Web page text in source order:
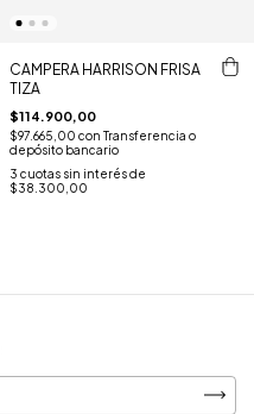
CAMPERA HARRISON FRISA
TIZA
$114.900,00
$97.665,00 con Transferencia o
depósito bancario
3 cuotas sin interés de
$38.300,00